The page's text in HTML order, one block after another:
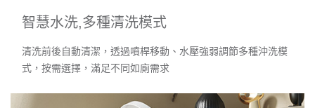
智慧水洗,多種清洗模式
清洗前後自動清潔，透過噴桿移動、水壓強弱調節多種沖洗模
式，按需選擇，滿足不同如廁需求